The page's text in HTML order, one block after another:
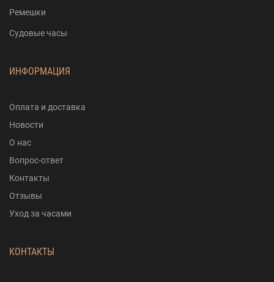
Ремешки
Судовые часы
ИНФОРМАЦИЯ
Оплата и доставка
Новости
О нас
Вопрос-ответ
Контакты
Отзывы
Уход за часами
КОНТАКТЫ